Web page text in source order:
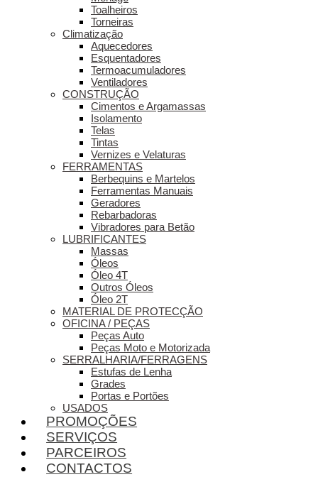
Toalheiros
Torneiras
Climatização
Aquecedores
Esquentadores
Termoacumuladores
Ventiladores
CONSTRUÇÃO
Cimentos e Argamassas
Isolamento
Telas
Tintas
Vernizes e Velaturas
FERRAMENTAS
Berbequins e Martelos
Ferramentas Manuais
Geradores
Rebarbadoras
Vibradores para Betão
LUBRIFICANTES
Massas
Óleos
Óleo 4T
Outros Óleos
Óleo 2T
MATERIAL DE PROTECÇÃO
OFICINA / PEÇAS
Peças Auto
Peças Moto e Motorizada
SERRALHARIA/FERRAGENS
Estufas de Lenha
Grades
Portas e Portões
USADOS
PROMOÇÕES
SERVIÇOS
PARCEIROS
CONTACTOS